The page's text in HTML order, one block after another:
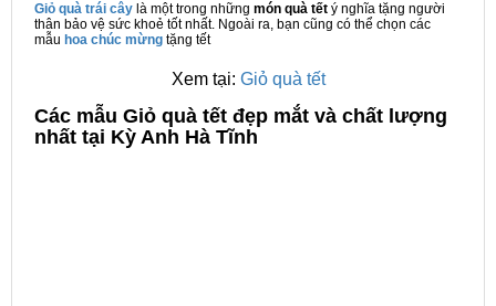
Giỏ quà trái cây là một trong những món quà tết ý nghĩa tặng người
thân bảo vệ sức khoẻ tốt nhất. Ngoài ra, bạn cũng có thể chọn các
mẫu hoa chúc mừng tặng tết
Xem tại: Giỏ quà tết
Các mẫu Giỏ quà tết đẹp mắt và chất lượng
nhất tại Kỳ Anh Hà Tĩnh